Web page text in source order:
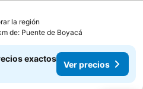
la región
de: Puente de Boyacá
exactos
Ver precios